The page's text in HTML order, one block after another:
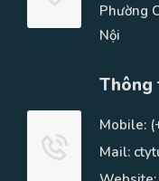
Phường
Nội
Thông
Mobile:
Mail: